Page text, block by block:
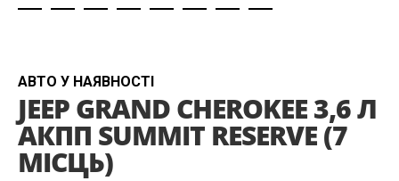
beginning
of
the
images
gallery
АВТО У НАЯВНОСТІ
JEEP GRAND CHEROKEE 3,6 Л
АКПП SUMMIT RESERVE (7
МІСЦЬ)